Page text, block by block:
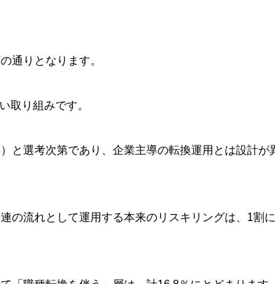
通りとなります。
取り組みです。
と選考次第であり、企業主導の転換運用とは設計が
の流れとして運用する本来のリスキリングは、1割に